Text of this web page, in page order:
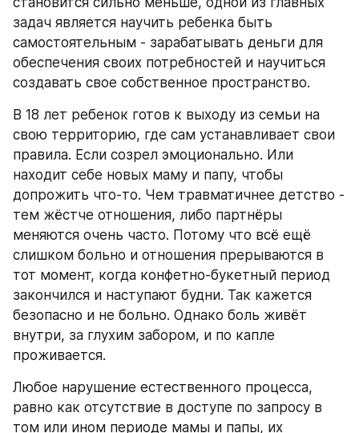
задач является научить ребенка быть
самостоятельным - зарабатывать деньги для
обеспечения своих потребностей и научиться
создавать свое собственное пространство.
В 18 лет ребенок готов к выходу из семьи на
свою территорию, где сам устанавливает свои
правила. Если созрел эмоционально. Или
находит себе новых маму и папу, чтобы
допрожить что-то. Чем травматичнее детство -
тем жёстче отношения, либо партнёры
меняются очень часто. Потому что всё ещё
слишком больно и отношения прерываются в
тот момент, когда конфетно-букетный период
закончился и наступают будни. Так кажется
безопасно и не больно. Однако боль живёт
внутри, за глухим забором, и по капле
проживается.
Любое нарушение естественного процесса,
равно как отсутствие в доступе по запросу в
том или ином периоде мамы и папы, их